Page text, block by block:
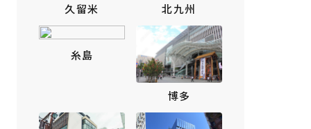
久留米 北九州
糸島
博多